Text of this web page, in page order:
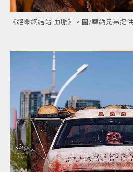
《絕命終結站 血脈》。圖/華納兄弟提供